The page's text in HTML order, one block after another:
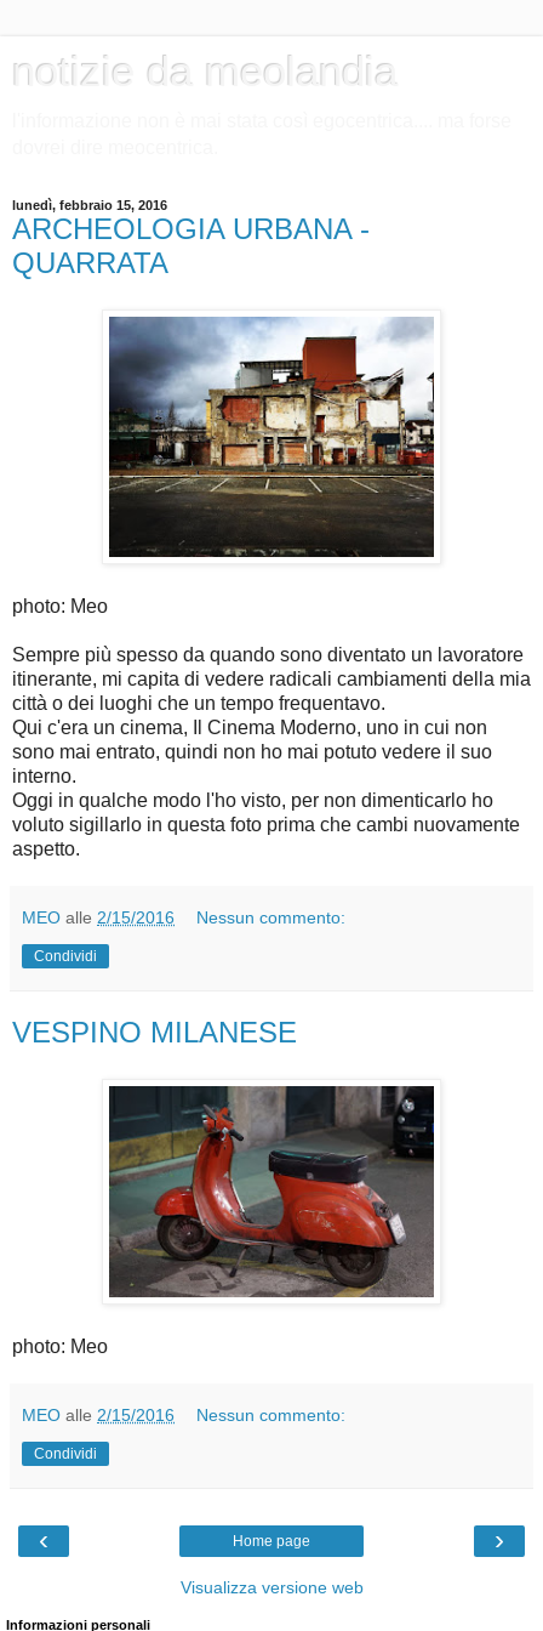
notizie da meolandia
lunedì, febbraio 15, 2016
ARCHEOLOGIA URBANA -
QUARRATA
photo: Meo
Sempre più spesso da quando sono diventato un lavoratore
itinerante, mi capita di vedere radicali cambiamenti della mia
città o dei luoghi che un tempo frequentavo.
Qui c'era un cinema, Il Cinema Moderno, uno in cui non
sono mai entrato, quindi non ho mai potuto vedere il suo
interno.
Oggi in qualche modo l'ho visto, per non dimenticarlo ho
voluto sigillarlo in questa foto prima che cambi nuovamente
aspetto.
MEO alle 2/15/2016 Nessun commento:
Condividi
VESPINO MILANESE
photo: Meo
MEO alle 2/15/2016 Nessun commento:
Condividi
‹ ›
Home page
Visualizza versione web
Informazioni personali